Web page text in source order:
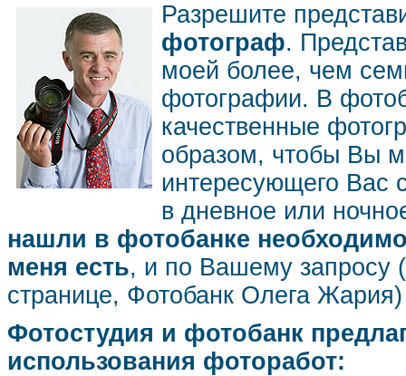
Разрешите
фотограф.
моей более, чем
фотографии. В
качественные
образом, чтобы Вы
интересующего Вас
в дневное или
нашли в фотобанке
меня есть, и по Вашему запросу
странице, Фотобанк Олега
Фотостудия и фотобанк
использования фоторабот: